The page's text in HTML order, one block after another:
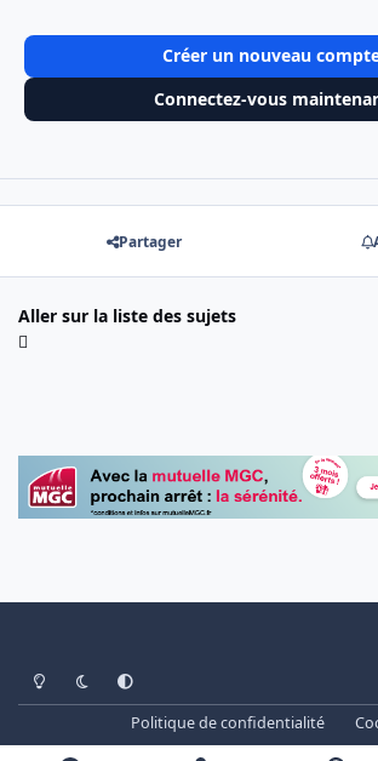
Créer un nouveau
Connectez-vous
Partager
Aller sur la liste des sujets
Light ModeDark ModeSystem Preference
Politique de confidentialité
www.cheminots.net - Forum Libre